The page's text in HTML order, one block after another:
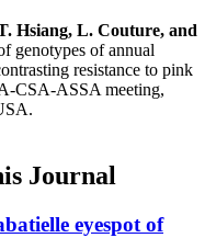
Hsiang, L. Couture, and
genotypes of annual
resistance to pink
CSA-ASSA meeting,
Journal
eyespot of